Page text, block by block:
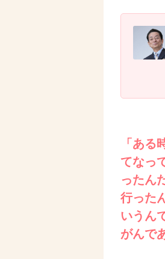
「あ
てなっ
ったん
行った
いうん
がんで